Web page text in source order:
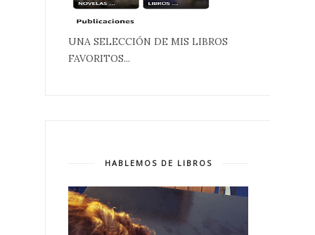
UNA SELECCIÓN DE MIS LIBROS
FAVORITOS...
HABLEMOS DE LIBROS